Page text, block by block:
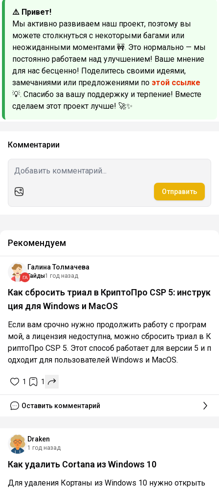
⚠️ Привет!
Мы активно развиваем наш проект, поэтому вы
можете столкнуться с некоторыми багами или
неожиданными моментами 🚧. Это нормально — мы
постоянно работаем над улучшением! Ваше мнение
для нас бесценно! Поделитесь своими идеями,
замечаниями или предложениями по этой ссылке
💡. Спасибо за вашу поддержку и терпение! Вместе
сделаем этот проект лучше! 🚀✨
Комментарии
Отправить
Рекомендуем
Галина Толмачева
Гайды1 год назад
Как сбросить триал в КриптоПро CSP 5: инструк
ция для Windows и MacOS
Если вам срочно нужно продолжить работу с програм
мой, а лицензия недоступна, можно сбросить триал в К
риптоПро CSP 5. Этот способ работает для версии 5 и п
одходит для пользователей Windows и MacOS.
1 1
Оставить комментарий
Draken
1 год назад
Как удалить Cortana из Windows 10
Для удаления Кортаны из Windows 10 нужно открыть